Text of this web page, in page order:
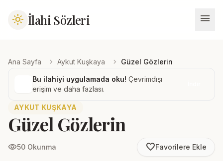
light_mode İlahi Sözleri menu
Ana Sayfa chevron_right Aykut Kuşkaya chevron_right Güzel Gözlerin
Bu ilahiyi uygulamada oku! Çevrimdışı
erişim ve daha fazlası.
AYKUT KUŞKAYA
Güzel Gözlerin
visibility50 Okunma favorite_borderFavorilere Ekle